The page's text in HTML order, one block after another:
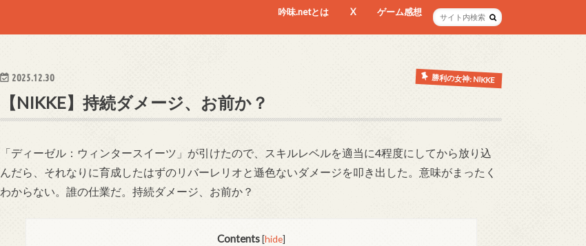
吟味.netとは X ゲーム感想
2025.12.30 勝利の女神: NIKKE
【NIKKE】持続ダメージ、お前か？
「ディーゼル：ウィンタースイーツ」が引けたので、スキルレベルを適当に4程度にしてから放り込
んだら、それなりに育成したはずのリバーレリオと遜色ないダメージを叩き出した。意味がまったく
わからない。誰の仕業だ。持続ダメージ、お前か？
Contents [hide]